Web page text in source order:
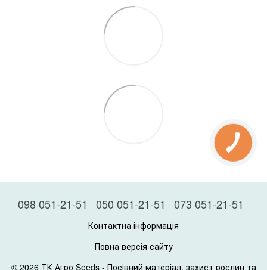
098 051-21-51 050 051-21-51 073 051-21-51
Контактна інформація
Повна версія сайту
© 2026 ТК Агро Seeds - Посівний матеріал, захист рослин та